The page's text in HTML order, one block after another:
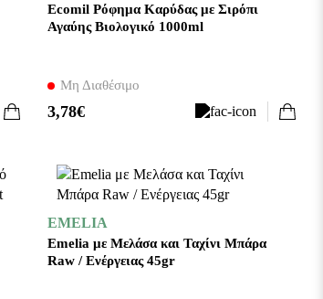
Ecomil Ρόφημα Καρύδας με Σιρόπι
Αγαύης Βιολογικό 1000ml
Μη Διαθέσιμο
3,78€
EMELIA
Emelia με Μελάσα και Ταχίνι Μπάρα
Raw / Ενέργειας 45gr